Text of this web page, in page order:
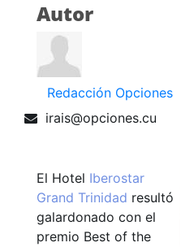
Autor
Redacción Opciones
irais@opciones.cu
El Hotel Iberostar
Grand Trinidad resultó
galardonado con el
premio Best of the